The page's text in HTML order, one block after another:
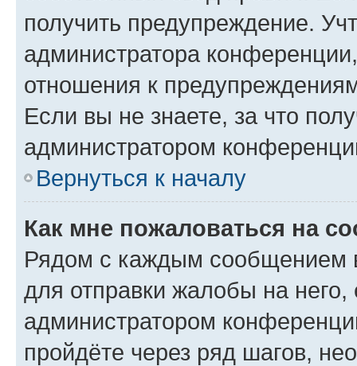
получить предупреждение.
администратора
отношения к
Если вы не знаете, за что
администратором
Вернуться к началу
Как мне пожаловаться на
Рядом с каждым сообщением
для отправки жалобы на
администратором
пройдёте через ряд шагов,